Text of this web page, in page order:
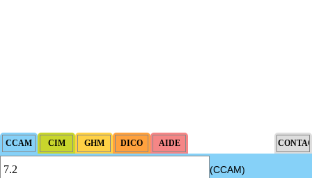
(CCAM)